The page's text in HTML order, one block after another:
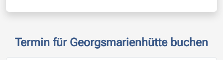
Termin für Georgsmarienhütte buchen